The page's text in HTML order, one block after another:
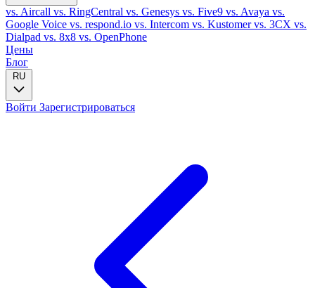
vs. Aircall vs. RingCentral vs. Genesys vs. Five9 vs. Avaya vs.
Google Voice vs. respond.io vs. Intercom vs. Kustomervs. 3CX vs.
Dialpad vs. 8x8 vs. OpenPhone
Цены
Блог
RU
Войти Зарегистрироваться